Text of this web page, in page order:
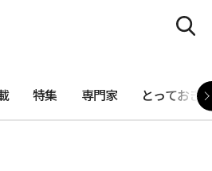
特集 専門家 とっておき